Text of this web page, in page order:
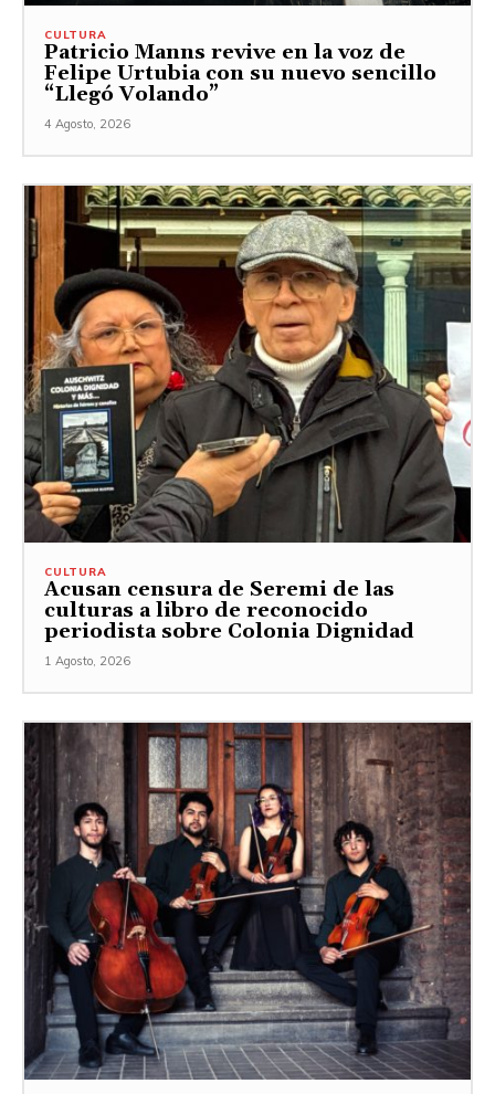
CULTURA
Patricio Manns revive en la voz de
Felipe Urtubia con su nuevo sencillo
“Llegó Volando”
4 Agosto, 2026
CULTURA
Acusan censura de Seremi de las
culturas a libro de reconocido
periodista sobre Colonia Dignidad
1 Agosto, 2026